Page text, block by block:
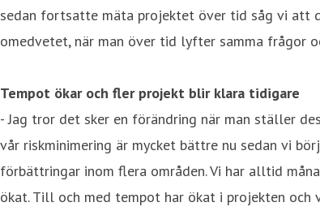
sedan fortsatte mäta projektet över tid såg vi att
omedvetet, när man över tid lyfter samma frågor
Tempot ökar och fler projekt blir klara tidigare
- Jag tror det sker en förändring när man ställer
vår riskminimering är mycket bättre nu sedan vi
förbättringar inom flera områden. Vi har alltid
ökat. Till och med tempot har ökat i projekten